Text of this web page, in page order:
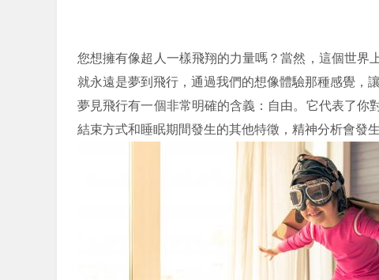
您想擁有像超人一樣飛翔的力量嗎？當然，這個世界
就永遠是夢到飛行，通過我們的想像體驗那種感覺，
夢見飛行有一個非常明確的含義：自由。它代表了你
結束方式和睡眠期間發生的其他特徵，精神分析會發生